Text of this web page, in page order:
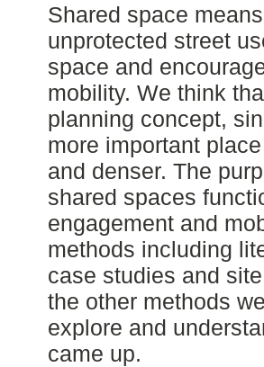
Shared space
unprotected street
space and
mobility. We think
planning concept,
more important
and denser. The
shared spaces
engagement and
methods including
case studies and
the other methods
explore and
came up.